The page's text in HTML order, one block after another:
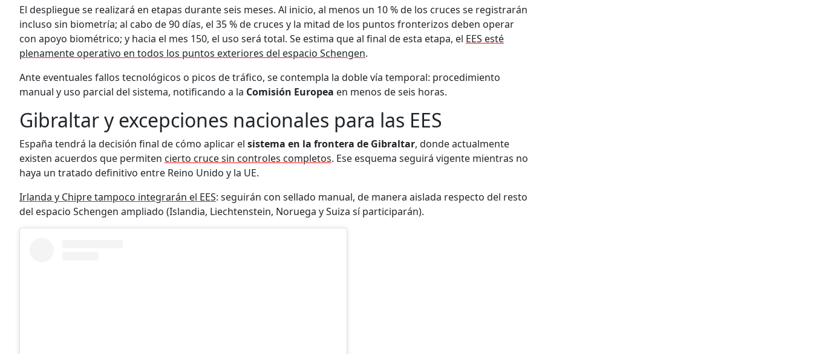
El despliegue se realizará en etapas durante seis meses. Al inicio, al menos un 10 % de los cruces se registrarán
incluso sin biometría; al cabo de 90 días, el 35 % de cruces y la mitad de los puntos fronterizos deben operar
con apoyo biométrico; y hacia el mes 150, el uso será total. Se estima que al final de esta etapa, el EES esté
plenamente operativo en todos los puntos exteriores del espacio Schengen.
Ante eventuales fallos tecnológicos o picos de tráfico, se contempla la doble vía temporal: procedimiento
manual y uso parcial del sistema, notificando a la Comisión Europea en menos de seis horas.
Gibraltar y excepciones nacionales para las EES
España tendrá la decisión final de cómo aplicar el sistema en la frontera de Gibraltar, donde actualmente
existen acuerdos que permiten cierto cruce sin controles completos. Ese esquema seguirá vigente mientras no
haya un tratado definitivo entre Reino Unido y la UE.
Irlanda y Chipre tampoco integrarán el EES: seguirán con sellado manual, de manera aislada respecto del resto
del espacio Schengen ampliado (Islandia, Liechtenstein, Noruega y Suiza sí participarán).